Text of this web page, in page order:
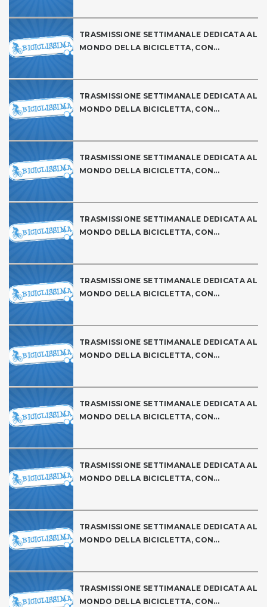
TRASMISSIONE SETTIMANALE DEDICATA AL
MONDO DELLA BICICLETTA, CON...
TRASMISSIONE SETTIMANALE DEDICATA AL
MONDO DELLA BICICLETTA, CON...
TRASMISSIONE SETTIMANALE DEDICATA AL
MONDO DELLA BICICLETTA, CON...
TRASMISSIONE SETTIMANALE DEDICATA AL
MONDO DELLA BICICLETTA, CON...
TRASMISSIONE SETTIMANALE DEDICATA AL
MONDO DELLA BICICLETTA, CON...
TRASMISSIONE SETTIMANALE DEDICATA AL
MONDO DELLA BICICLETTA, CON...
TRASMISSIONE SETTIMANALE DEDICATA AL
MONDO DELLA BICICLETTA, CON...
TRASMISSIONE SETTIMANALE DEDICATA AL
MONDO DELLA BICICLETTA, CON...
TRASMISSIONE SETTIMANALE DEDICATA AL
MONDO DELLA BICICLETTA, CON...
TRASMISSIONE SETTIMANALE DEDICATA AL
MONDO DELLA BICICLETTA, CON...